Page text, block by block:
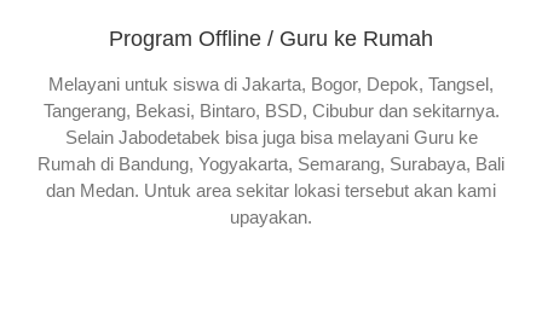
Program Offline / Guru ke Rumah
Melayani untuk siswa di Jakarta, Bogor, Depok, Tangsel,
Tangerang, Bekasi, Bintaro, BSD, Cibubur dan sekitarnya.
Selain Jabodetabek bisa juga bisa melayani Guru ke
Rumah di Bandung, Yogyakarta, Semarang, Surabaya, Bali
dan Medan. Untuk area sekitar lokasi tersebut akan kami
upayakan.